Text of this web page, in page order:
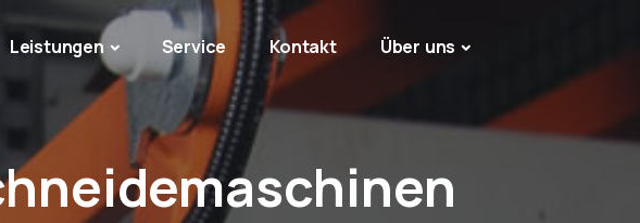
Leistungen Service Kontakt Über uns